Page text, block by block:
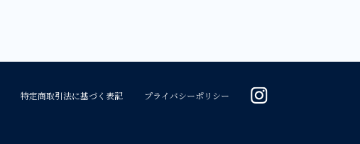
特定商取引法に基づく表記 プライバシーポリシー